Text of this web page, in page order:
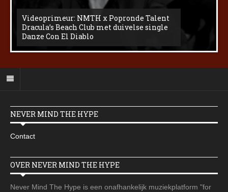
Videoprimeur: NMTH x Popronde Talent
Dracula’s Beach Club met duivelse single
Danze Con El Diablo
NEVER MIND THE HYPE
Contact
OVER NEVER MIND THE HYPE
Never Mind The Hype is een onafhankelijk muziekplatform "for